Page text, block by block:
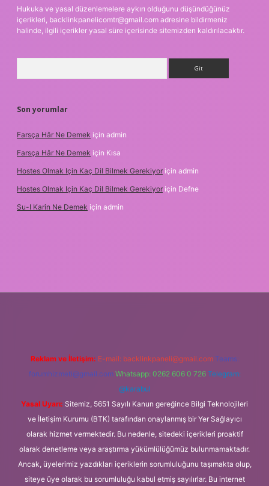
Hukuka ve yasal düzenlemelere aykırı olduğunu düşündüğünüz
içerikleri, backlinkpanelicomtr@gmail.com adresine bildirmeniz
halinde, ilgili içerikler yasal süre içerisinde sitemizden kaldırılacaktır.
Son yorumlar
Farsça Hâr Ne Demek için admin
Farsça Hâr Ne Demek için Kısa
Hostes Olmak Için Kaç Dil Bilmek Gerekiyor için admin
Hostes Olmak Için Kaç Dil Bilmek Gerekiyor için Defne
Su-I Karin Ne Demek için admin
Reklam ve İletişim: E-mail: backlinkpaneli@gmail.com Teams:
forumhizmeti@gmail.com Whatsapp: 0262 606 0 726 Telegram:
@karabul
Yasal Uyarı: Sitemiz, 5651 Sayılı Kanun gereğince Bilgi Teknolojileri
ve İletişim Kurumu (BTK) tarafından onaylanmış bir Yer Sağlayıcı
olarak hizmet vermektedir. Bu nedenle, sitedeki içerikleri proaktif
olarak denetleme veya araştırma yükümlülüğümüz bulunmamaktadır.
Ancak, üyelerimiz yazdıkları içeriklerin sorumluluğunu taşımakta olup,
siteye üye olarak bu sorumluluğu kabul etmiş sayılırlar. Bu internet